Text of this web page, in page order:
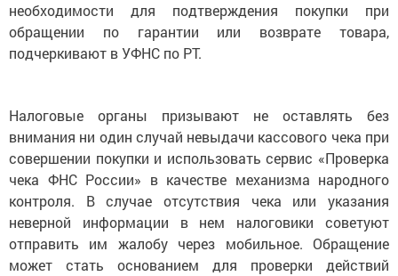
необходимости для подтверждения покупки при
обращении по гарантии или возврате товара,
подчеркивают в УФНС по РТ.
Налоговые органы призывают не оставлять без
внимания ни один случай невыдачи кассового чека при
совершении покупки и использовать сервис «Проверка
чека ФНС России» в качестве механизма народного
контроля. В случае отсутствия чека или указания
неверной информации в нем налоговики советуют
отправить им жалобу через мобильное. Обращение
может стать основанием для проверки действий